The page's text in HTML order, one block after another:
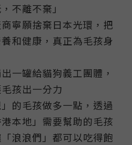
不離不棄」
寧願捨棄日本光環，把
和健康，真正為毛孩身
一罐給貓狗義工團體，
孩出一分力
的毛孩做多一點，透過
本地」需要幫助的毛孩
浪浪們」都可以吃得飽